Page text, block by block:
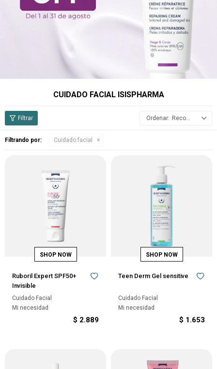
CUIDADO FACIAL ISISPHARMA
Recomendados
Filtrando por: Cuidado facial
Ruboril Expert SPF50+
Invisible
Cuidado Facial
Mi necesidad
$ 2.889
Teen Derm Gel sensitive
Cuidado Facial
Mi necesidad
$ 1.653